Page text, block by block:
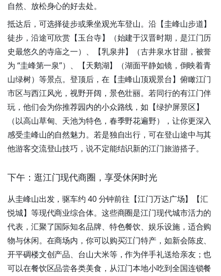
自然、放松身心的好去处。
抵达后，可选择徒步或乘坐观光车登山。沿【圭峰山步道】
徒步，沿途可欣赏【玉台寺】（始建于汉晋时期，是江门历
史最悠久的寺庙之一）、【乳泉井】（古井泉水甘甜，被誉
为 “圭峰第一泉”）、【天鹅湖】（湖面平静如镜，倒映着青
山绿树）等景点。登顶后，在【圭峰山顶观景台】俯瞰江门
市区与西江风光，视野开阔，景色壮丽。若同行的有江门伴
玩，他们会为你推荐园内的小众路线，如【绿护屏景区】
（以高山草甸、天池为特色，春季野花遍野），让你更深入
感受圭峰山的自然魅力。若是独自出行，可在登山途中与其
他游客交流登山技巧，说不定能结识新的江门旅游搭子。
下午：逛江门现代商圈，享受休闲时光
从圭峰山出发，驱车约 40 分钟前往【江门万达广场】【汇
悦城】等现代商业综合体。这些商圈是江门现代城市活力的
代表，汇聚了国际知名品牌、特色餐饮、娱乐设施，适合购
物与休闲。在商场内，你可以购买江门特产，如新会陈皮、
开平碉楼文创产品、台山大米等，作为伴手礼送给亲友；也
可以在餐饮区品尝各类美食，从江门本地小吃到全国连锁餐